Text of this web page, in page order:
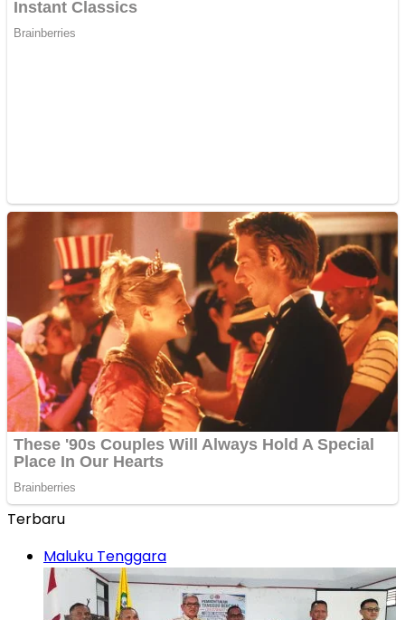
Terbaru
Maluku Tenggara